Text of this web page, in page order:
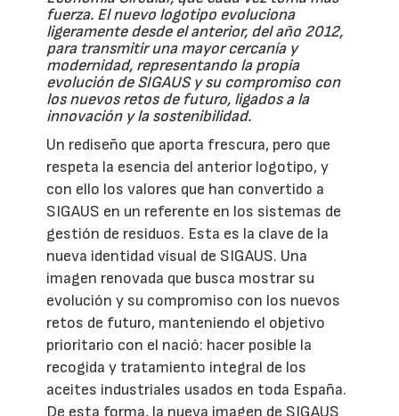
fuerza. El nuevo logotipo evoluciona
ligeramente desde el anterior, del año 2012,
para transmitir una mayor cercanía y
modernidad, representando la propia
evolución de SIGAUS y su compromiso con
los nuevos retos de futuro, ligados a la
innovación y la sostenibilidad.
Un rediseño que aporta frescura, pero que
respeta la esencia del anterior logotipo, y
con ello los valores que han convertido a
SIGAUS en un referente en los sistemas de
gestión de residuos. Esta es la clave de la
nueva identidad visual de SIGAUS. Una
imagen renovada que busca mostrar su
evolución y su compromiso con los nuevos
retos de futuro, manteniendo el objetivo
prioritario con el nació: hacer posible la
recogida y tratamiento integral de los
aceites industriales usados en toda España.
De esta forma, la nueva imagen de SIGAUS